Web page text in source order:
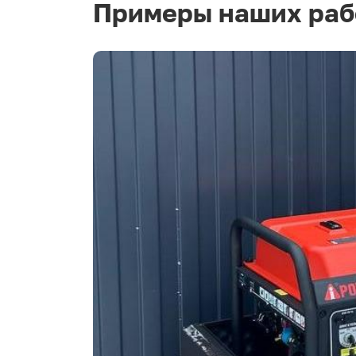
Примеры наших